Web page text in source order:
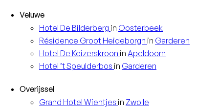
Veluwe
Hotel De Bilderberg in Oosterbeek
Résidence Groot Heideborgh in Garderen
Hotel De Keizerskroon in Apeldoorn
Hotel ’t Speulderbos in Garderen
Overijssel
Grand Hotel Wientjes in Zwolle